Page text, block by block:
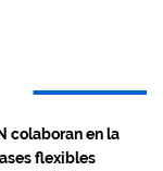
colaboran en la
flexibles